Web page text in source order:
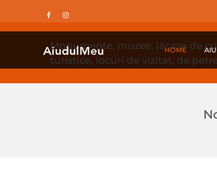
HOME
Monumente, muzee, lăcașe de
turistice, locuri de vizitat, de